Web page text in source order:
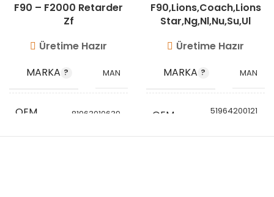
F90 – F2000 Retarder
Zf
Üretime Hazır
MARKA
MAN
OEM
81963010639
F90,Lions,Coach,Lions
Star,Ng,Nl,Nu,Su,Ul
Üretime Hazır
MARKA
MAN
OEM
51964200121